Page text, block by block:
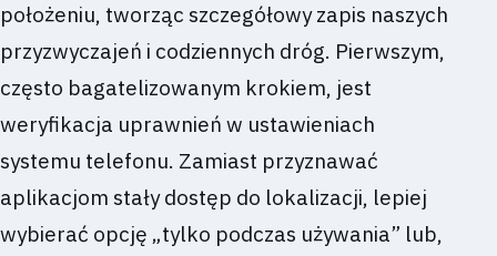
położeniu, tworząc szczegółowy zapis naszych
przyzwyczajeń i codziennych dróg. Pierwszym,
często bagatelizowanym krokiem, jest
weryfikacja uprawnień w ustawieniach
systemu telefonu. Zamiast przyznawać
aplikacjom stały dostęp do lokalizacji, lepiej
wybierać opcję „tylko podczas używania” lub,